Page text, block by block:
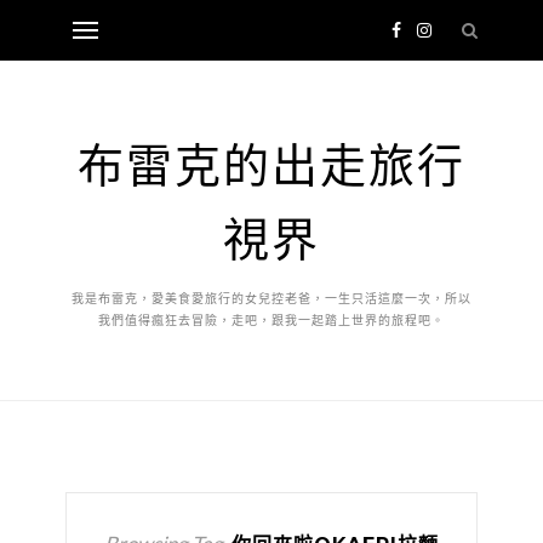
布雷克的出走旅行
視界
我是布雷克，愛美食愛旅行的女兒控老爸，一生只活這麼一次，所以
我們值得瘋狂去冒險，走吧，跟我一起踏上世界的旅程吧。